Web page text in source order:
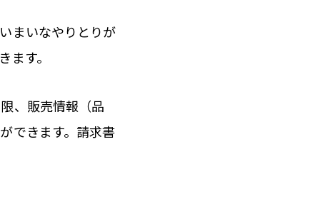
まいなやりとりが
す。
、販売情報（品
できます。請求書